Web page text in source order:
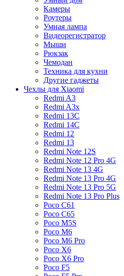
Камеры
Роутеры
Умная лампа
Видеорегистратор
Мыши
Рюкзак
Чемодан
Техника для кухни
Другие гаджеты
Чехлы для Xiaomi
Redmi A3
Redmi A3x
Redmi 13C
Redmi 14C
Redmi 12
Redmi 13
Redmi Note 12S
Redmi Note 12 Pro 4G
Redmi Note 13 4G
Redmi Note 13 Pro 4G
Redmi Note 13 Pro 5G
Redmi Note 13 Pro Plus
Poco C61
Poco C65
Poco M5S
Poco M6
Poco M6 Pro
Poco X6
Poco X6 Pro
Poco F5